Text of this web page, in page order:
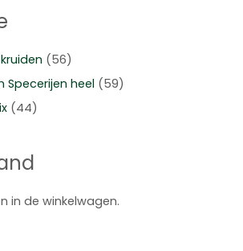
(56)
Specerijen heel (59)
(44)
in de winkelwagen.